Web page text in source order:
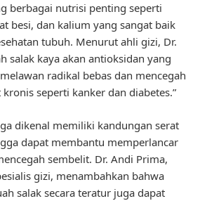
berbagai nutrisi penting seperti
besi, dan kalium yang sangat baik
tubuh. Menurut ahli gizi, Dr.
salak kaya akan antioksidan yang
radikal bebas dan mencegah
seperti kanker dan diabetes.”
dikenal memiliki kandungan serat
dapat membantu memperlancar
sembelit. Dr. Andi Prima,
gizi, menambahkan bahwa
salak secara teratur juga dapat